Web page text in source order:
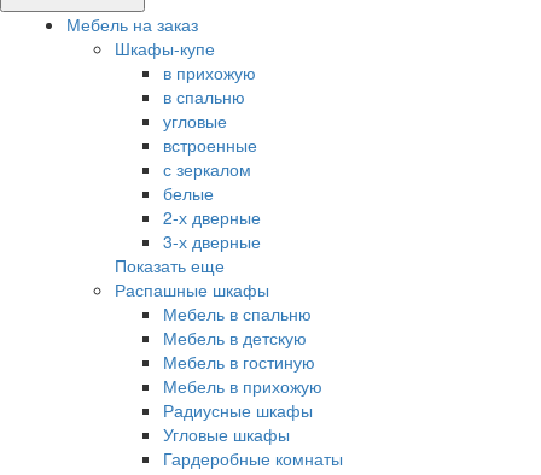
Мебель на заказ
Шкафы-купе
в прихожую
в спальню
угловые
встроенные
с зеркалом
белые
2-х дверные
3-х дверные
Показать еще
Распашные шкафы
Мебель в спальню
Мебель в детскую
Мебель в гостиную
Мебель в прихожую
Радиусные шкафы
Угловые шкафы
Гардеробные комнаты